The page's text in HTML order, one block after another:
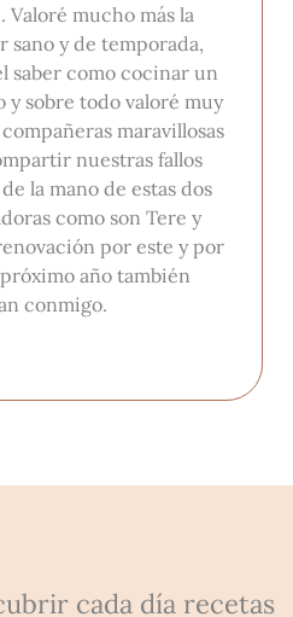
Valoré mucho más la
sano y de temporada,
saber como cocinar un
y sobre todo valoré muy
maravillosas
nuestras fallos
la mano de estas dos
como son Tere y
por este y por
año también
conmigo.
cada día recetas